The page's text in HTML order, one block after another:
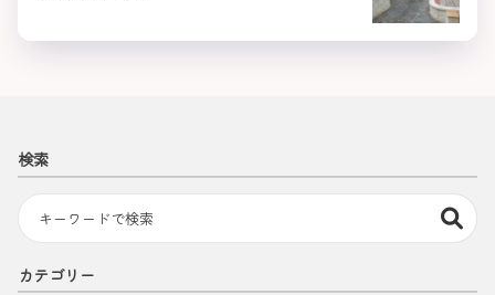
検索
カテゴリー